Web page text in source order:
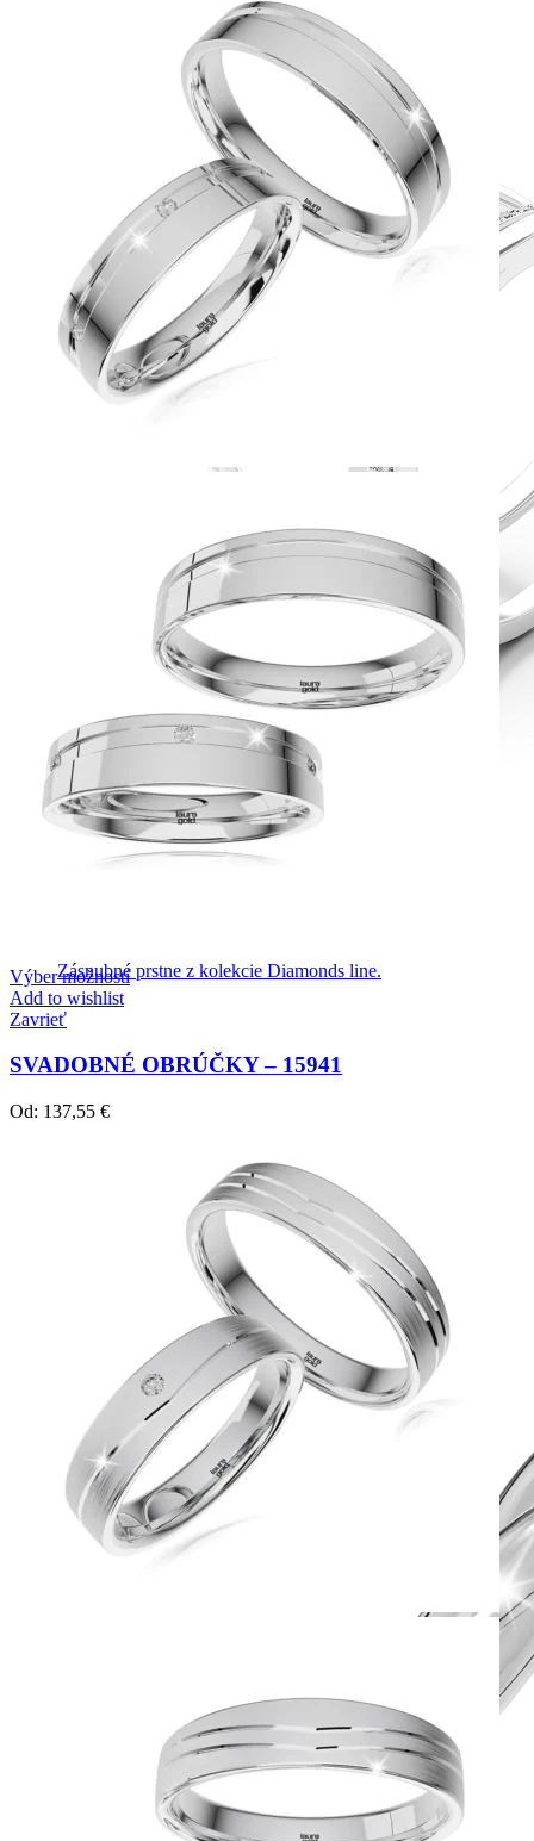
Zásnubné prstne z kolekcie Diamonds line.
Výber možností
Add to wishlist
Zavrieť
SVADOBNÉ OBRÚČKY – 15941
Od: 137,55 €